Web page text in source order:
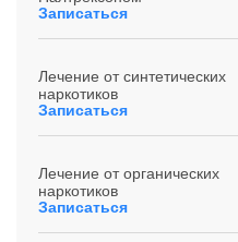
Записаться
Лечение от синтетических
наркотиков
Записаться
Лечение от органических
наркотиков
Записаться